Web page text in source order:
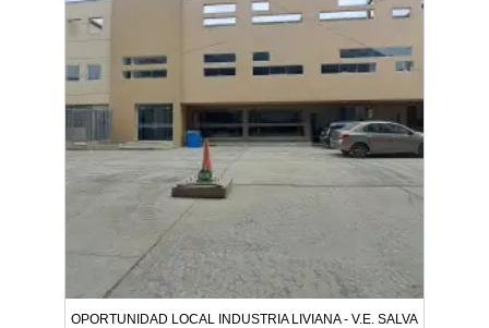
OPORTUNIDAD LOCAL INDUSTRIA LIVIANA - V.E. SALVADOR